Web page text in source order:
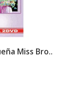
Miss Bro..